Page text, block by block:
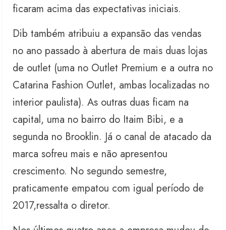
ficaram acima das expectativas iniciais.
Dib também atribuiu a expansão das vendas
no ano passado à abertura de mais duas lojas
de outlet (uma no Outlet Premium e a outra no
Catarina Fashion Outlet, ambas localizadas no
interior paulista). As outras duas ficam na
capital, uma no bairro do Itaim Bibi, e a
segunda no Brooklin. Já o canal de atacado da
marca sofreu mais e não apresentou
crescimento. No segundo semestre,
praticamente empatou com igual período de
2017,ressalta o diretor.